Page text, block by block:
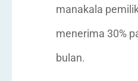
manakala
menerima 30%
bulan.